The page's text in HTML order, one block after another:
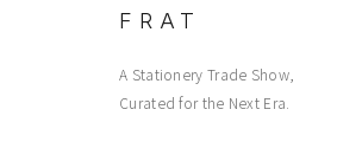
FRAT
A Stationery Trade Show,
Curated for the Next Era.